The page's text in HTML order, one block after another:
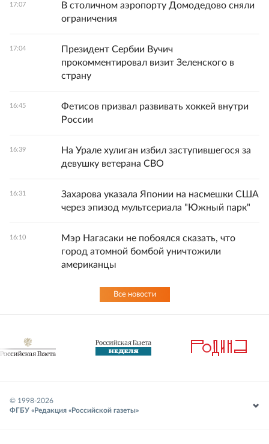
17:07
В столичном аэропорту Домодедово сняли
ограничения
17:04
Президент Сербии Вучич
прокомментировал визит Зеленского в
страну
16:45
Фетисов призвал развивать хоккей внутри
России
16:39
На Урале хулиган избил заступившегося за
девушку ветерана СВО
16:31
Захарова указала Японии на насмешки США
через эпизод мультсериала "Южный парк"
16:10
Мэр Нагасаки не побоялся сказать, что
город атомной бомбой уничтожили
американцы
Все новости
© 1998-2026
ФГБУ «Редакция «Российской газеты»